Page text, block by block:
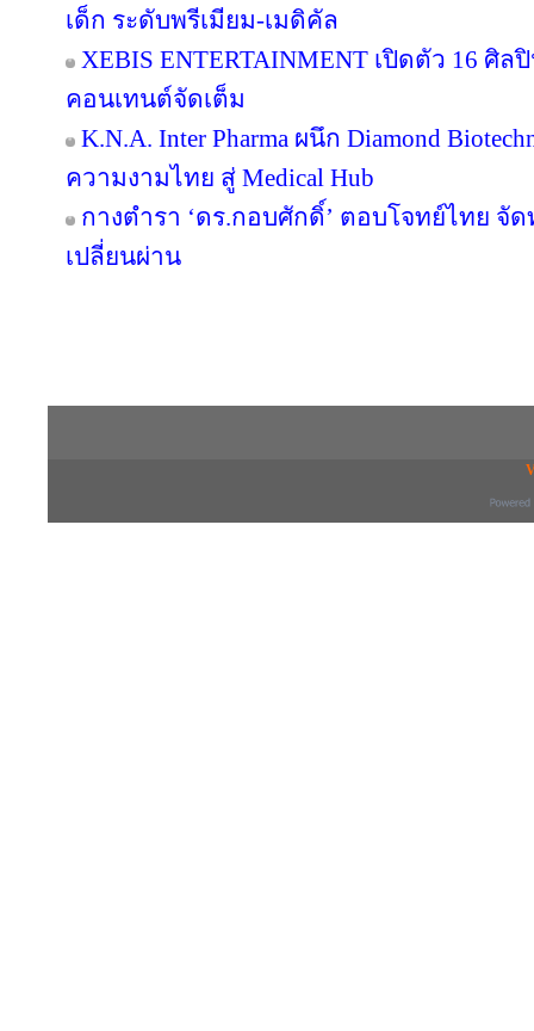
เด็ก ระดับพรีเมียม-เมดิคัล
XEBIS ENTERTAINMENT เปิดตัว 16 ศิ
คอนเทนต์จัดเต็ม
K.N.A. Inter Pharma ผนึก Diamond
ความงามไทย สู่ Medical Hub
กางตำรา ‘ดร.กอบศักดิ์’ ตอบโจทย์ไทย
เปลี่ยนผ่าน